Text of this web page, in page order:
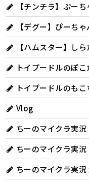
【チンチラ】ぷー
【デグー】ぴーちゃ
【ハムスター】し
トイプードルのぽこ
トイプードルのも
Vlog
ちーのマイクラ実況
ちーのマイクラ実況
ちーのマイクラ実況